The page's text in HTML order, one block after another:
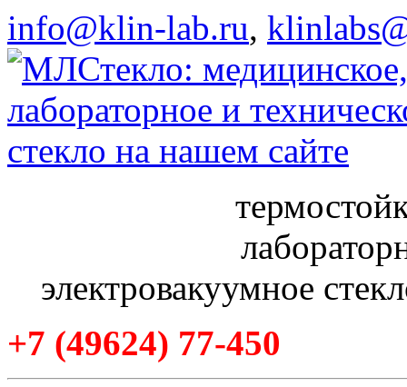
info@klin-lab.ru,
электровакуумное
+7 (49624) 77-450